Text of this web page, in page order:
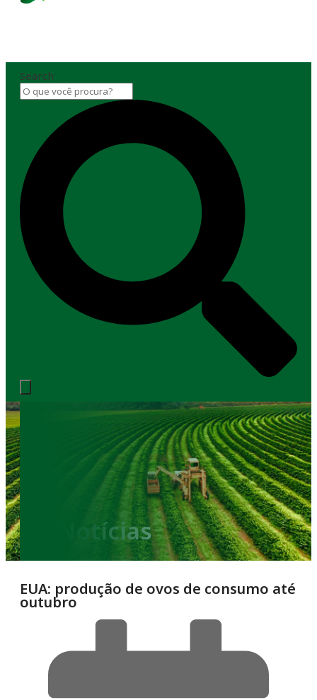
Search
Notícias
EUA: produção de ovos de consumo até
outubro